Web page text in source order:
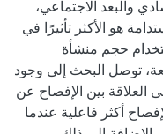
والبعد الاجتماعي،
هو الأكثر تأثيرًا في
حجم منشأة
توصل البحث إلى وجود
العلاقة بين الإفصاح عن
أكثر فاعلية عندما